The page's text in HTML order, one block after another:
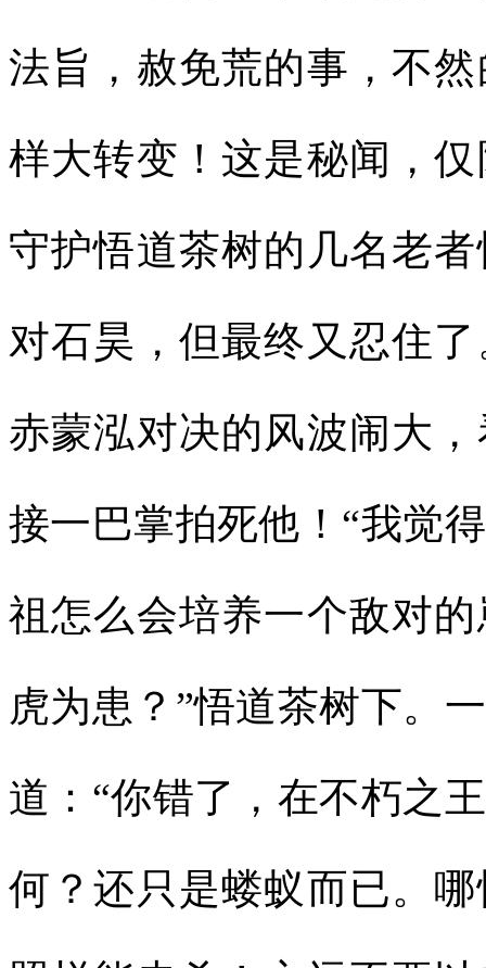
法旨，赦免荒的事，不
样大转变！这是秘闻，
守护悟道茶树的几名老
对石昊，但最终又忍住
赤蒙泓对决的风波闹大
接一巴掌拍死他！“我觉
祖怎么会培养一个敌对
虎为患？”悟道茶树下。
道：“你错了，在不朽之
何？还只是蝼蚁而已。